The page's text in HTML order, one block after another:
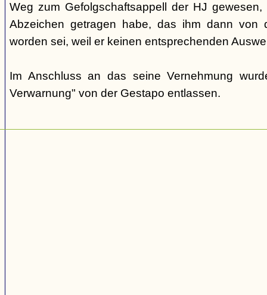
Weg zum Gefolgschaftsappell der HJ
Abzeichen getragen habe, das ihm dann von
worden sei, weil er keinen entsprechenden
Im Anschluss an das seine Vernehmung
Verwarnung" von der Gestapo entlassen.